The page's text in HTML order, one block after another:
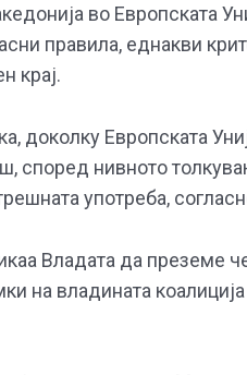
во Европската
правила, еднакви
крај.
доколку Европската
според нивното
употреба,
Владата да преземе
на владината коалиција